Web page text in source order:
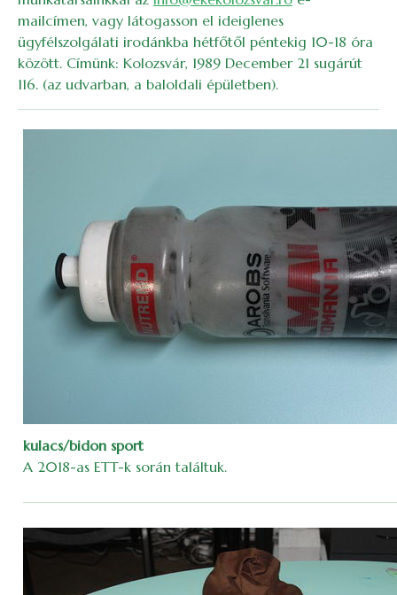
mailcímen, vagy látogasson el ideiglenes
ügyfélszolgálati irodánkba hétfőtől péntekig 10-18 óra
között. Címünk: Kolozsvár, 1989 December 21 sugárút
116. (az udvarban, a baloldali épületben).
kulacs/bidon sport
A 2018-as ETT-k során találtuk.